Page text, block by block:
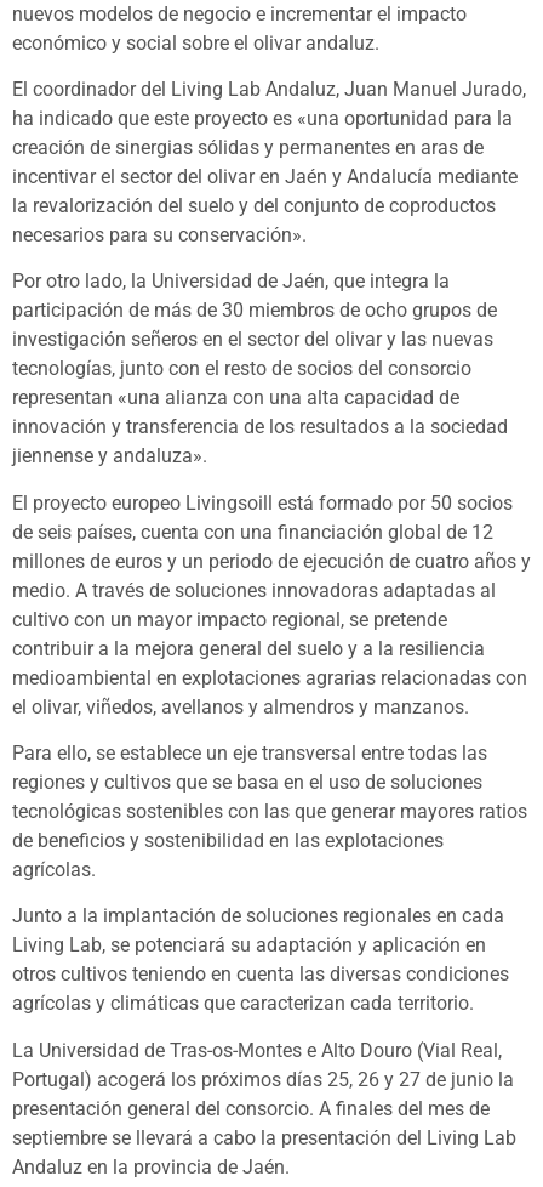
nuevos modelos de negocio e incrementar el impacto
económico y social sobre el olivar andaluz.
El coordinador del Living Lab Andaluz, Juan Manuel Jurado,
ha indicado que este proyecto es «una oportunidad para la
creación de sinergias sólidas y permanentes en aras de
incentivar el sector del olivar en Jaén y Andalucía mediante
la revalorización del suelo y del conjunto de coproductos
necesarios para su conservación».
Por otro lado, la Universidad de Jaén, que integra la
participación de más de 30 miembros de ocho grupos de
investigación señeros en el sector del olivar y las nuevas
tecnologías, junto con el resto de socios del consorcio
representan «una alianza con una alta capacidad de
innovación y transferencia de los resultados a la sociedad
jiennense y andaluza».
El proyecto europeo Livingsoill está formado por 50 socios
de seis países, cuenta con una financiación global de 12
millones de euros y un periodo de ejecución de cuatro años y
medio. A través de soluciones innovadoras adaptadas al
cultivo con un mayor impacto regional, se pretende
contribuir a la mejora general del suelo y a la resiliencia
medioambiental en explotaciones agrarias relacionadas con
el olivar, viñedos, avellanos y almendros y manzanos.
Para ello, se establece un eje transversal entre todas las
regiones y cultivos que se basa en el uso de soluciones
tecnológicas sostenibles con las que generar mayores ratios
de beneficios y sostenibilidad en las explotaciones
agrícolas.
Junto a la implantación de soluciones regionales en cada
Living Lab, se potenciará su adaptación y aplicación en
otros cultivos teniendo en cuenta las diversas condiciones
agrícolas y climáticas que caracterizan cada territorio.
La Universidad de Tras-os-Montes e Alto Douro (Vial Real,
Portugal) acogerá los próximos días 25, 26 y 27 de junio la
presentación general del consorcio. A finales del mes de
septiembre se llevará a cabo la presentación del Living Lab
Andaluz en la provincia de Jaén.